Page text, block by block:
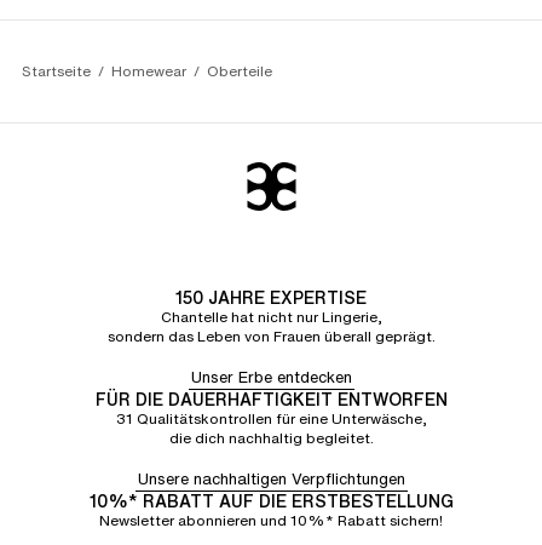
Startseite Homewear Oberteile
150 JAHRE EXPERTISE
Chantelle hat nicht nur Lingerie,
sondern das Leben von Frauen überall geprägt.
Unser Erbe entdecken
FÜR DIE DAUERHAFTIGKEIT ENTWORFEN
31 Qualitätskontrollen für eine Unterwäsche,
die dich nachhaltig begleitet.
Unsere nachhaltigen Verpflichtungen
10%* RABATT AUF DIE ERSTBESTELLUNG
Newsletter abonnieren und 10%* Rabatt sichern!